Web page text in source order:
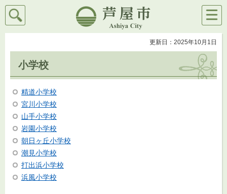
芦屋市
検索
メニ
ュー
更新日：2025年10月1日
小学校
精道小学校
宮川小学校
山手小学校
岩園小学校
朝日ヶ丘小学校
潮見小学校
打出浜小学校
浜風小学校